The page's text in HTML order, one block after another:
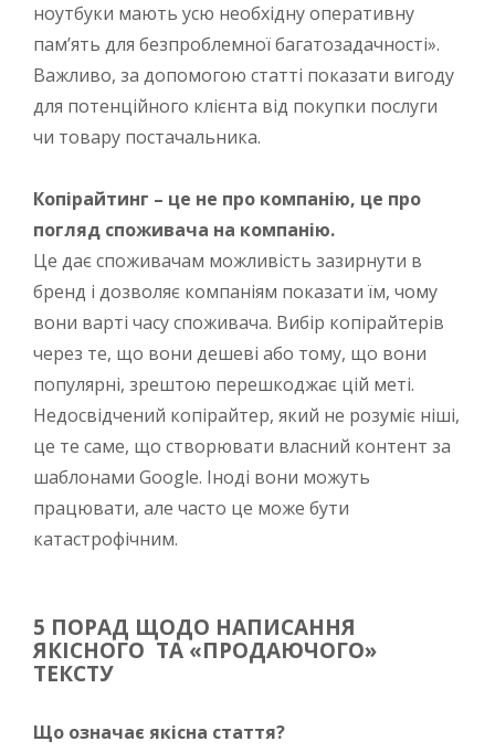
ноутбуки мають усю необхідну оперативну
пам’ять для безпроблемної багатозадачності».
Важливо, за допомогою статті показати вигоду
для потенційного клієнта від покупки послуги
чи товару постачальника.
Копірайтинг – це не про компанію, це про
погляд споживача на компанію.
Це дає споживачам можливість зазирнути в
бренд і дозволяє компаніям показати їм, чому
вони варті часу споживача. Вибір копірайтерів
через те, що вони дешеві або тому, що вони
популярні, зрештою перешкоджає цій меті.
Недосвідчений копірайтер, який не розуміє ніші,
це те саме, що створювати власний контент за
шаблонами Google. Іноді вони можуть
працювати, але часто це може бути
катастрофічним.
5 ПОРАД ЩОДО НАПИСАННЯ
ЯКІСНОГО ТА «ПРОДАЮЧОГО»
ТЕКСТУ
Що означає якісна стаття?